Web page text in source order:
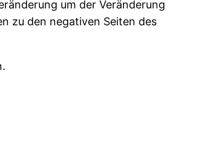
um der Veränderung
zu den negativen Seiten des